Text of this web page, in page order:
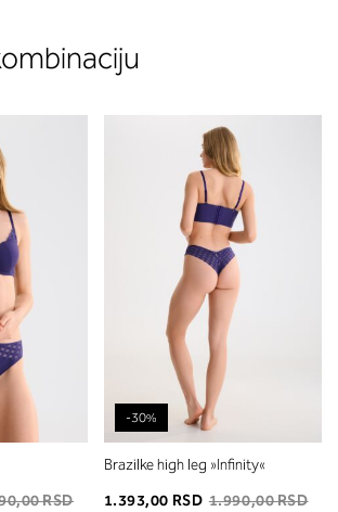
RSD
-30%
Brazilke high leg »Infinity«
1.393,00 RSD 1.990,00 RSD